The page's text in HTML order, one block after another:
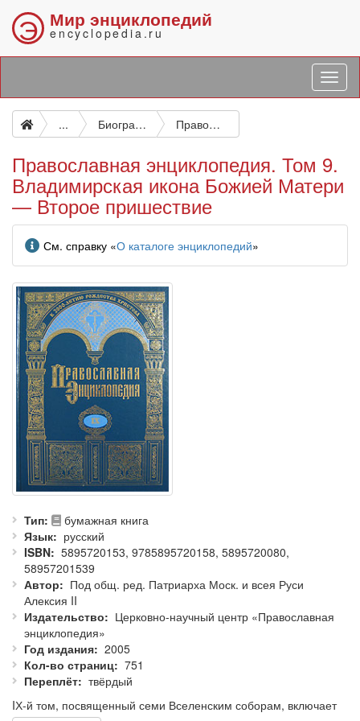
Э Мир энциклопедий
encyclopedia.ru
... Биографические и подобные исследования Православная энциклопедия. Том 9. Владимирская икона Божией Матери — Второе пришествие
Православная энциклопедия. Том 9.
Владимирская икона Божией Матери
— Второе пришествие
Информация
См. справку «О каталоге энциклопедий»
Тип
бумажная книга
Язык
русский
ISBN
5895720153, 9785895720158, 5895720080,
58957201539
Автор
Под общ. ред. Патриарха Моск. и всея Руси
Алексия II
Издательство
Церковно-научный центр «Православная
энциклопедия»
Год издания
2005
Кол-во страниц
751
Переплёт
твёрдый
IХ-й том, посвященный семи Вселенским соборам, включает